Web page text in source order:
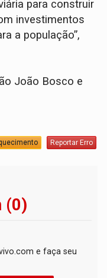
para construir
investimentos
a população”,
João Bosco e
Reportar Erro
(0)
e faça seu